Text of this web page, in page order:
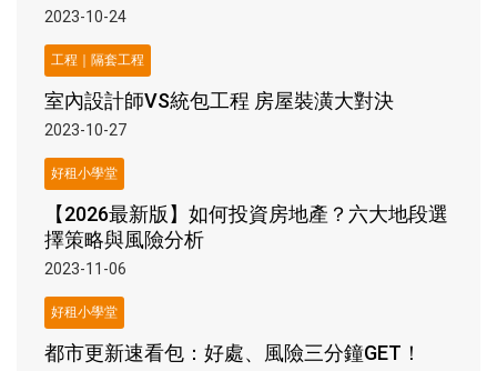
2023-10-24
工程｜隔套工程
室內設計師VS統包工程 房屋裝潢大對決
2023-10-27
好租小學堂
【2026最新版】如何投資房地產？六大地段選
擇策略與風險分析
2023-11-06
好租小學堂
都市更新速看包：好處、風險三分鐘GET！